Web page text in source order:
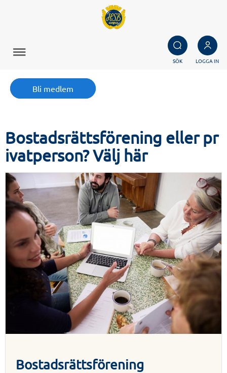
SÖK LOGGA IN
Bli medlem
Bostadsrättsförening eller pr
ivatperson? Välj här
Bostadsrättsförening